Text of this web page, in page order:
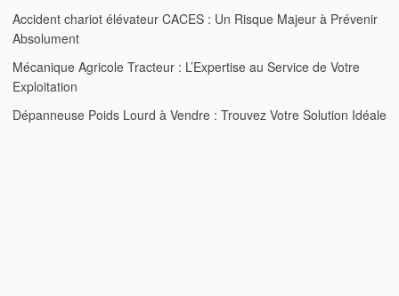
Accident chariot élévateur CACES : Un Risque Majeur à Prévenir
Absolument
Mécanique Agricole Tracteur : L’Expertise au Service de Votre
Exploitation
Dépanneuse Poids Lourd à Vendre : Trouvez Votre Solution Idéale